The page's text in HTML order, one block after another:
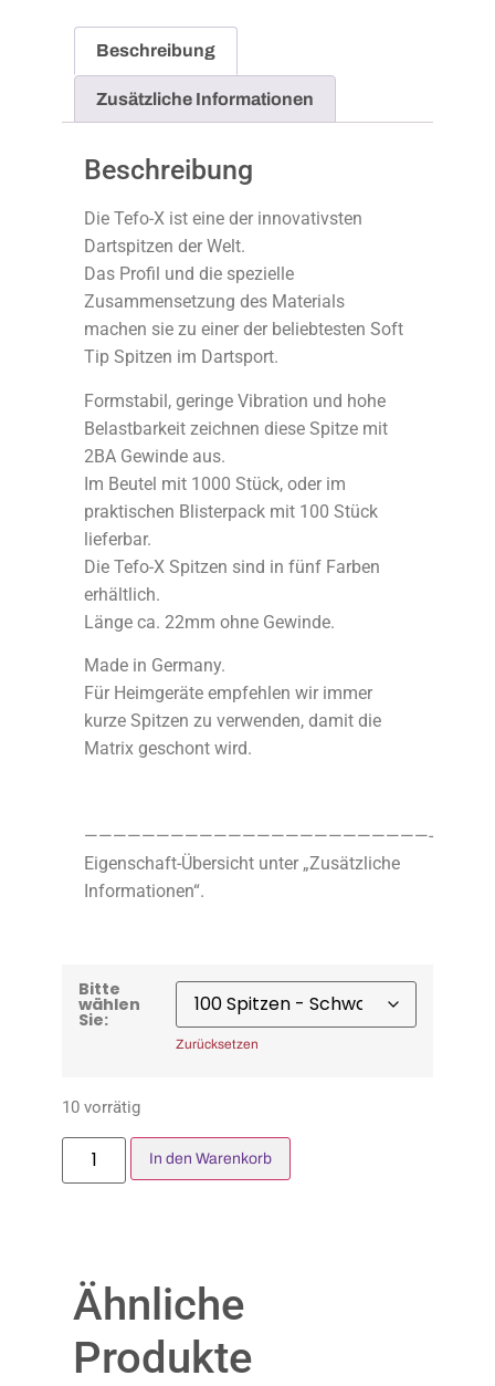
Beschreibung
Zusätzliche Informationen
Beschreibung
Die Tefo-X ist eine der innovativsten
Dartspitzen der Welt.
Das Profil und die spezielle
Zusammensetzung des Materials
machen sie zu einer der beliebtesten Soft
Tip Spitzen im Dartsport.
Formstabil, geringe Vibration und hohe
Belastbarkeit zeichnen diese Spitze mit
2BA Gewinde aus.
Im Beutel mit 1000 Stück, oder im
praktischen Blisterpack mit 100 Stück
lieferbar.
Die Tefo-X Spitzen sind in fünf Farben
erhältlich.
Länge ca. 22mm ohne Gewinde.
Made in Germany.
Für Heimgeräte empfehlen wir immer
kurze Spitzen zu verwenden, damit die
Matrix geschont wird.
————————————————————————-
Eigenschaft-Übersicht unter „Zusätzliche
Informationen“.
Bitte
wählen
Sie:
Zurücksetzen
10 vorrätig
In den Warenkorb
Ähnliche
Produkte